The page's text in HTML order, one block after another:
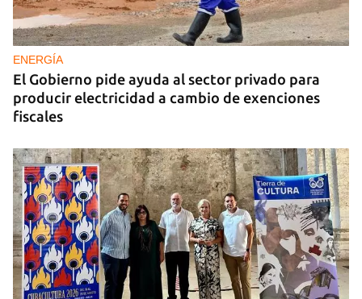
ENERGÍA
El Gobierno pide ayuda al sector privado para
producir electricidad a cambio de exenciones
fiscales